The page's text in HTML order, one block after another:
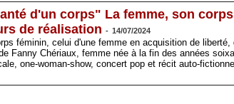
d'un corps" La femme, son
de réalisation - 14/07/2024
féminin, celui d'une femme en acquisition de
Fanny Chériaux, femme née à la fin des années
one-woman-show, concert pop et récit auto-